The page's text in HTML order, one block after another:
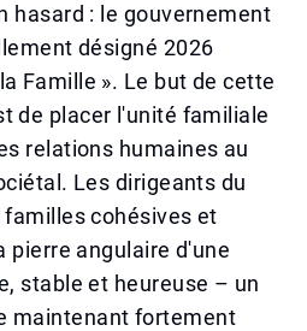
hasard : le gouvernement
désigné 2026
Famille ». Le but de cette
de placer l'unité familiale
relations humaines au
Les dirigeants du
cohésives et
pierre angulaire d'une
stable et heureuse – un
maintenant fortement